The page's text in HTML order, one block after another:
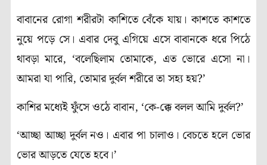
বাবানের রোগা শরীরটা কাশিতে বেঁকে যায়। কাশতে কাশতে
নুয়ে পড়ে সে। এবার দেবু এগিয়ে এসে বাবানকে ধরে পিঠে
থাবড়া মারে, ‘বলেছিলাম তোমাকে, এত ভোরে এসো না।
আমরা যা পারি, তোমার দুর্বল শরীরে তা সহ্য হয়?’
কাশির মধ্যেই ফুঁসে ওঠে বাবান, ‘কে-ক্কে বলল আমি দুর্বল?’
‘আচ্ছা আচ্ছা দুর্বল নও। এবার পা চালাও। বেচতে হলে ভোর
ভোর আড়তে যেতে হবে।’